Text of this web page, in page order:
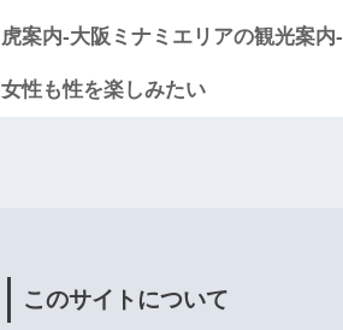
虎案内-大阪ミナミエリアの観光案内-
女性も性を楽しみたい
このサイトについて